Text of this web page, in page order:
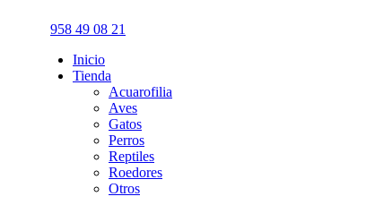
958 49 08 21
Inicio
Tienda
Acuarofilia
Aves
Gatos
Perros
Reptiles
Roedores
Otros